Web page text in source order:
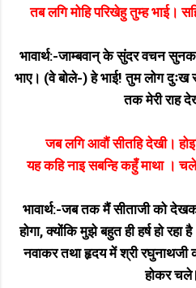
तब लगि मोहि परिखेहु तुम्ह
भावार्थ:-जाम्बवान्‌ के सुंदर वचन
भाए। (वे बोले-) हे भाई! तुम लोग
तक मेरी राह
जब लगि आवौं सीतहि देखी।
यह कहि नाइ सबन्हि कहुँ माथा ।
भावार्थ:-जब तक मैं सीताजी को
होगा, क्योंकि मुझे बहुत ही हर्ष हो
नवाकर तथा हृदय में श्री रघुनाथजी
होकर